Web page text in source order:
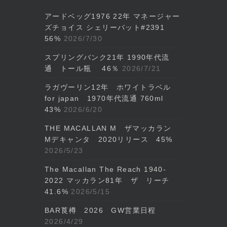
アードベッグ1976 22年 マネージャー
ズチョイス シェリーバット#2391
56% 2026/7/30
スプリングバンク21年 1990年代流
通 トール瓶 46％
2026/7/21
ラガヴーリン12年 ホワイトラベル
for japan 1970年代流通 760ml
43% 2026/6/20
THE MACALLAN M ザマッカラン
Mデキャンタ 2020リリース 45%
2026/5/23
The Macallan The Reach 1940-
2022 マッカラン81年 ザ リーチ
41.6% 2026/5/15
BAR莨樽 2026 GW営業日程
2026/4/29